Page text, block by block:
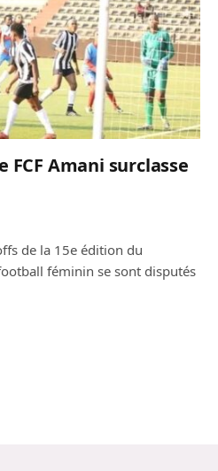
FCF Amani surclasse
de la 15e édition du
féminin se sont disputés